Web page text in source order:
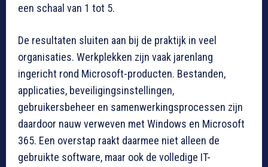
een schaal van 1 tot 5.
De resultaten sluiten aan bij de praktijk in veel
organisaties. Werkplekken zijn vaak jarenlang
ingericht rond Microsoft-producten. Bestanden,
applicaties, beveiligingsinstellingen,
gebruikersbeheer en samenwerkingsprocessen zijn
daardoor nauw verweven met Windows en Microsoft
365. Een overstap raakt daarmee niet alleen de
gebruikte software, maar ook de volledige IT-